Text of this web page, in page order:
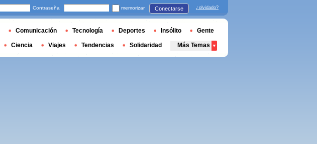
Contraseña memorizar Conectarse ¿olvidado?
Comunicación Tecnología Deportes Insólito Gente
Ciencia Viajes Tendencias Solidaridad Más Temas